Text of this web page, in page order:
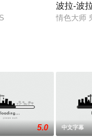
不道德的行为》全集系
波拉-波
情色大师
5.0 中文字幕